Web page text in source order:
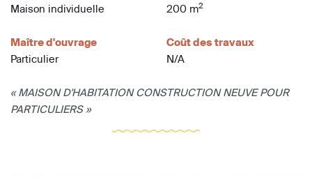
Maison individuelle
200 m2
Maître d'ouvrage
Particulier
Coût des travaux
N/A
« MAISON D'HABITATION CONSTRUCTION NEUVE POUR
PARTICULIERS »